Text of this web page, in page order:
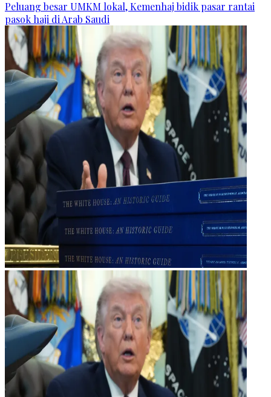
Peluang besar UMKM lokal, Kemenhaj bidik pasar rantai
pasok haji di Arab Saudi